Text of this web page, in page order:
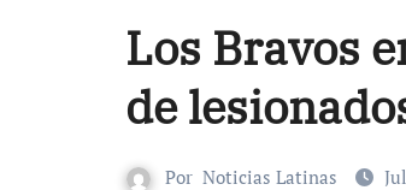
Los Bravos
de
Por Noticias Latinas